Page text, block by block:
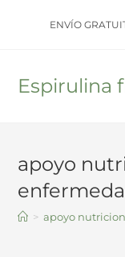
ENVÍO
Espirulina
apoyo
> apoyo